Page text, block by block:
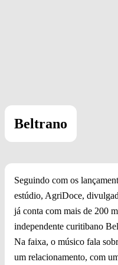
Beltrano
Seguindo com os
estúdio, AgriDoce,
já conta com mais de 200
independente curitibano
Na faixa, o músico fala
um relacionamento, com